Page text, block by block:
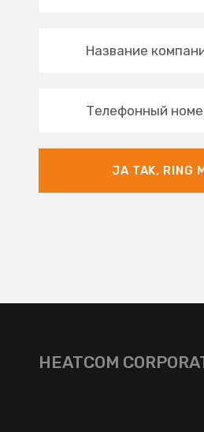
Название
Телефонный
JA TAK, RING
HEATCOM